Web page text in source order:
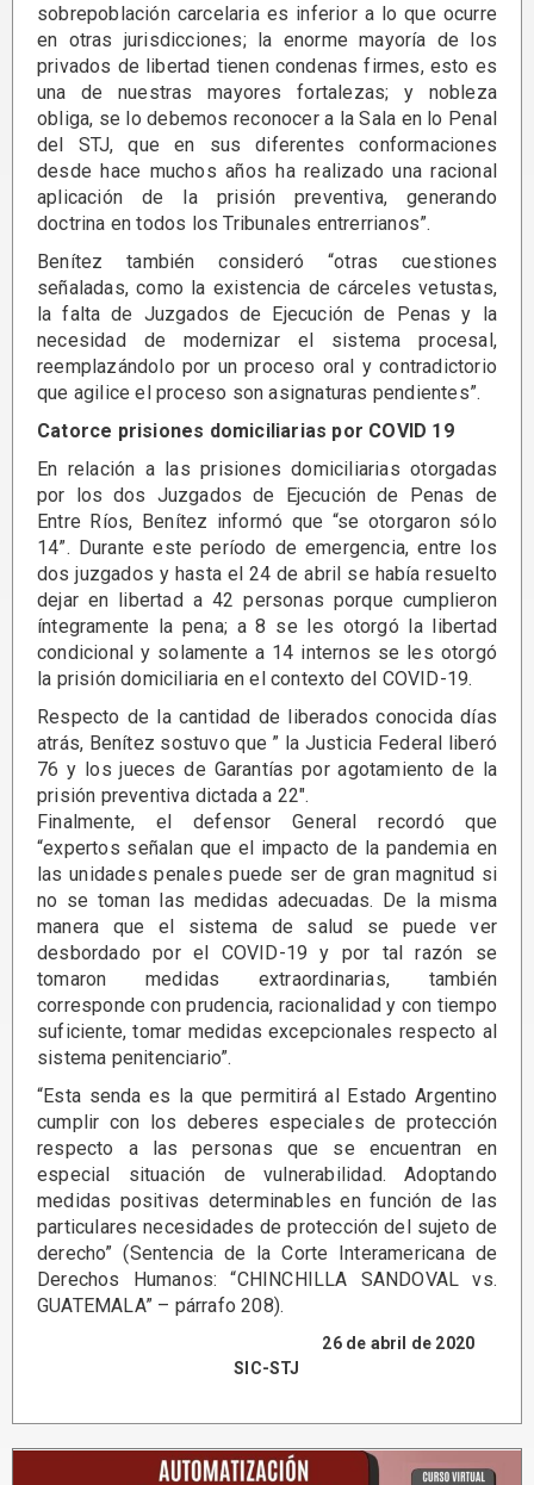
sobrepoblación carcelaria es inferior a lo que ocurre
en otras jurisdicciones; la enorme mayoría de los
privados de libertad tienen condenas firmes, esto es
una de nuestras mayores fortalezas; y nobleza
obliga, se lo debemos reconocer a la Sala en lo Penal
del STJ, que en sus diferentes conformaciones
desde hace muchos años ha realizado una racional
aplicación de la prisión preventiva, generando
doctrina en todos los Tribunales entrerrianos”.
Benítez también consideró “otras cuestiones
señaladas, como la existencia de cárceles vetustas,
la falta de Juzgados de Ejecución de Penas y la
necesidad de modernizar el sistema procesal,
reemplazándolo por un proceso oral y contradictorio
que agilice el proceso son asignaturas pendientes”.
Catorce prisiones domiciliarias por COVID 19
En relación a las prisiones domiciliarias otorgadas
por los dos Juzgados de Ejecución de Penas de
Entre Ríos, Benítez informó que “se otorgaron sólo
14”. Durante este período de emergencia, entre los
dos juzgados y hasta el 24 de abril se había resuelto
dejar en libertad a 42 personas porque cumplieron
íntegramente la pena; a 8 se les otorgó la libertad
condicional y solamente a 14 internos se les otorgó
la prisión domiciliaria en el contexto del COVID-19.
Respecto de la cantidad de liberados conocida días
atrás, Benítez sostuvo que ” la Justicia Federal liberó
76 y los jueces de Garantías por agotamiento de la
prisión preventiva dictada a 22″.
Finalmente, el defensor General recordó que
“expertos señalan que el impacto de la pandemia en
las unidades penales puede ser de gran magnitud si
no se toman las medidas adecuadas. De la misma
manera que el sistema de salud se puede ver
desbordado por el COVID-19 y por tal razón se
tomaron medidas extraordinarias, también
corresponde con prudencia, racionalidad y con tiempo
suficiente, tomar medidas excepcionales respecto al
sistema penitenciario”.
“Esta senda es la que permitirá al Estado Argentino
cumplir con los deberes especiales de protección
respecto a las personas que se encuentran en
especial situación de vulnerabilidad. Adoptando
medidas positivas determinables en función de las
particulares necesidades de protección del sujeto de
derecho” (Sentencia de la Corte Interamericana de
Derechos Humanos: “CHINCHILLA SANDOVAL vs.
GUATEMALA” – párrafo 208).
26 de abril de 2020
SIC-STJ